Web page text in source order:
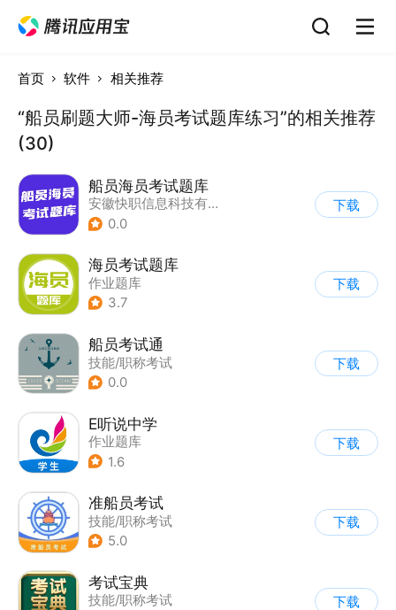
首页 软件 相关推荐
“船员刷题大师-海员考试题库练习”的相关推荐
(30)
船员海员考试题库
安徽快职信息科技有限公司
0.0
下载
海员考试题库
作业题库
3.7
下载
船员考试通
技能/职称考试
0.0
下载
E听说中学
作业题库
1.6
下载
准船员考试
技能/职称考试
5.0
下载
考试宝典
技能/职称考试
下载